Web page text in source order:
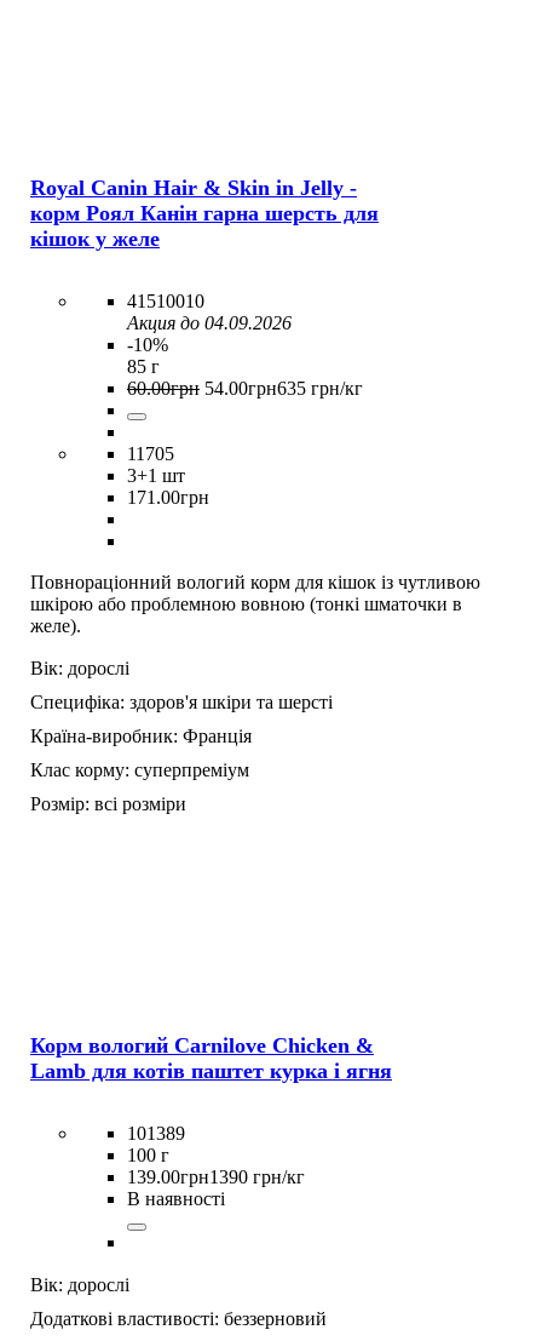
Royal Canin Hair & Skin in Jelly -
корм Роял Канін гарна шерсть для
кішок у желе
41510010
Акция до 04.09.2026
-10%
85 г
60.00грн 54.00грн635 грн/кг
11705
3+1 шт
171.00грн
Повнораціонний вологий корм для кішок із чутливою
шкірою або проблемною вовною (тонкі шматочки в
желе).
Вік: дорослі
Специфіка: здоров'я шкіри та шерсті
Країна-виробник: Франція
Клас корму: суперпреміум
Розмір: всі розміри
Корм вологий Carnilove Chicken &
Lamb для котів паштет курка і ягня
101389
100 г
139.00грн1390 грн/кг
В наявності
Вік: дорослі
Додаткові властивості: беззерновий